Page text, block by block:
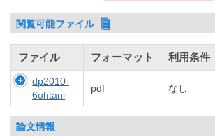
閲覧可能ファイル
ファイル フォーマット 利用条件
dp2010-
6ohtani
pdf なし
論文情報